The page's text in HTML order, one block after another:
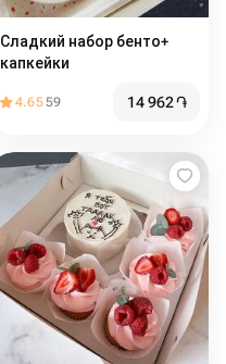
Сладкий набор бенто+
капкейки
4.6559 14 962֏